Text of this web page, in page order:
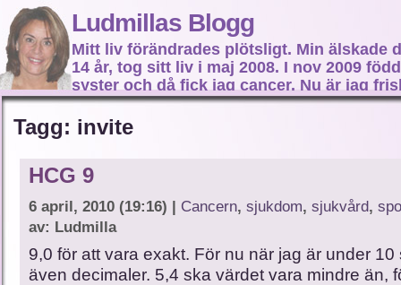
Ludmillas Blogg
Mitt liv förändrades plötsligt. Min älskade
14 år, tog sitt liv i maj 2008. I nov 2009
syster och då fick jag cancer. Nu är jag
fortsätta mitt liv…
Tagg: invite
HCG 9
6 april, 2010 (19:16) | Cancern, sjukdom, sjukvård,
av: Ludmilla
9,0 för att vara exakt. För nu när jag är under 10
även decimaler. 5,4 ska värdet vara mindre än,